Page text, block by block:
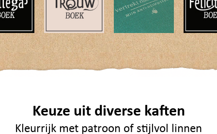
Keuze uit diverse kaften
Kleurrijk met patroon of stijlvol linnen